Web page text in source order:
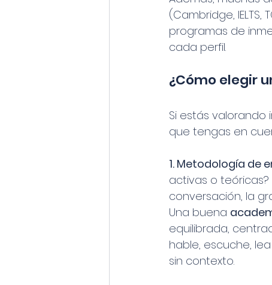
(Cambridge,
programas de
cada perfil.
¿Cómo elegir
Si estás valorando
que tengas en
1. Metodología de
activas o teóricas?
conversación, la
Una buena
equilibrada,
hable, escuche,
sin contexto.